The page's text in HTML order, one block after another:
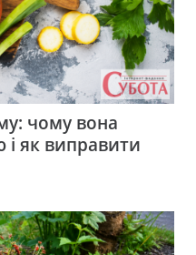
чому вона
як виправити